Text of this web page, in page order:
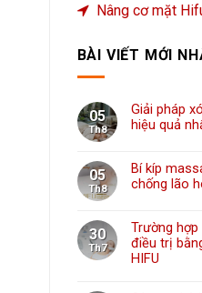
Nâng cơ mặt
BÀI VIẾT MỚI
05
Th8
Giải pháp
hiệu quả
05
Th8
Bí kíp
chống lão
30
Th7
Trường hợp
điều trị
HIFU